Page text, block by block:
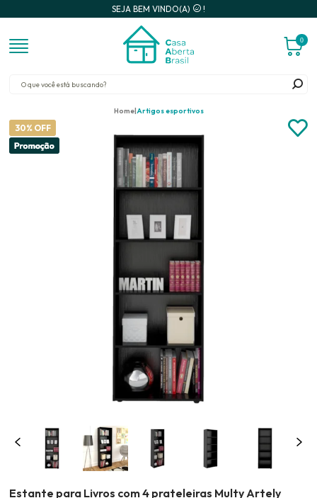
SEJA BEM VINDO(A) !
0
Home Artigos esportivos
30% OFF
Estante para Livros com 4 prateleiras Multy Artely